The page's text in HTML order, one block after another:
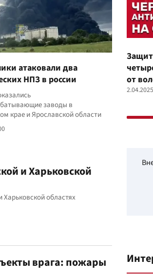
атаковали два
НПЗ в россии
заводы в
крае и Ярославской области
и Харьковской
областях
врага: пожары
от